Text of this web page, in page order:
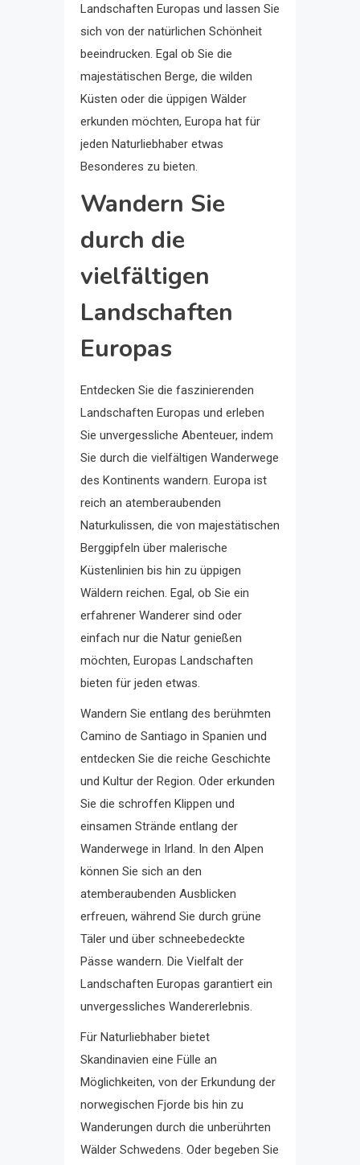
Landschaften Europas und lassen Sie
sich von der natürlichen Schönheit
beeindrucken. Egal ob Sie die
majestätischen Berge, die wilden
Küsten oder die üppigen Wälder
erkunden möchten, Europa hat für
jeden Naturliebhaber etwas
Besonderes zu bieten.
Wandern Sie
durch die
vielfältigen
Landschaften
Europas
Entdecken Sie die faszinierenden
Landschaften Europas und erleben
Sie unvergessliche Abenteuer, indem
Sie durch die vielfältigen Wanderwege
des Kontinents wandern. Europa ist
reich an atemberaubenden
Naturkulissen, die von majestätischen
Berggipfeln über malerische
Küstenlinien bis hin zu üppigen
Wäldern reichen. Egal, ob Sie ein
erfahrener Wanderer sind oder
einfach nur die Natur genießen
möchten, Europas Landschaften
bieten für jeden etwas.
Wandern Sie entlang des berühmten
Camino de Santiago in Spanien und
entdecken Sie die reiche Geschichte
und Kultur der Region. Oder erkunden
Sie die schroffen Klippen und
einsamen Strände entlang der
Wanderwege in Irland. In den Alpen
können Sie sich an den
atemberaubenden Ausblicken
erfreuen, während Sie durch grüne
Täler und über schneebedeckte
Pässe wandern. Die Vielfalt der
Landschaften Europas garantiert ein
unvergessliches Wandererlebnis.
Für Naturliebhaber bietet
Skandinavien eine Fülle an
Möglichkeiten, von der Erkundung der
norwegischen Fjorde bis hin zu
Wanderungen durch die unberührten
Wälder Schwedens. Oder begeben Sie